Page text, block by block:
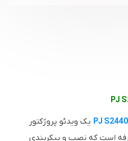
PJ
PJ S2440 یک ویدئو پروژکتور
است که نصب و پیکربندی